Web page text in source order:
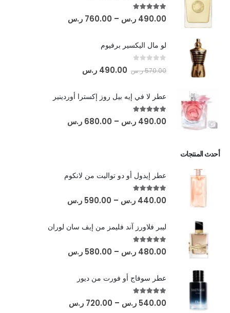
5.00
out of 5
490.00 ر.س –
760.00 ر.س
لو مال اليكسير برفيوم
570.00ر.س 490.00 ر.س
عطر لا في إيه بيل روز إكسترا أوردينير
5.00
out of 5
490.00 ر.س –
680.00 ر.س
أحدث المنتجات
عطر إيدول أو دو تواليت من لانكوم
5.00
out of 5
440.00 ر.س –
590.00 ر.س
ليبر فلاورز آند فليمز من إيف سان لوران
5.00
out of 5
480.00 ر.س –
580.00 ر.س
عطر سوفاج أو فورت من ديور
5.00
out of 5
540.00 ر.س –
720.00 ر.س